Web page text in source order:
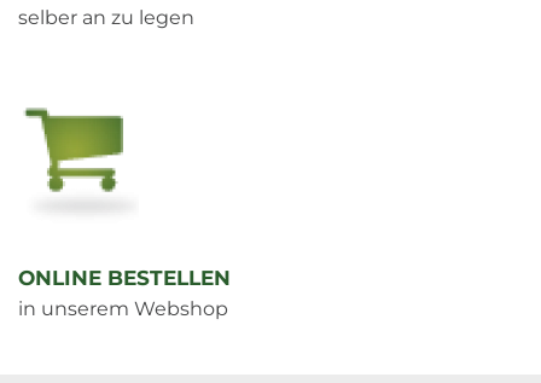
selber an zu legen
ONLINE BESTELLEN
in unserem Webshop